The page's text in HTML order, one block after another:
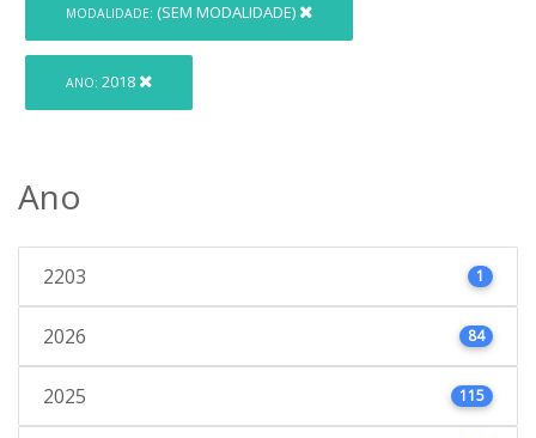
MODALIDADE: (SEM MODALIDADE)
ANO: 2018
Ano
2203 1
2026 84
2025 115